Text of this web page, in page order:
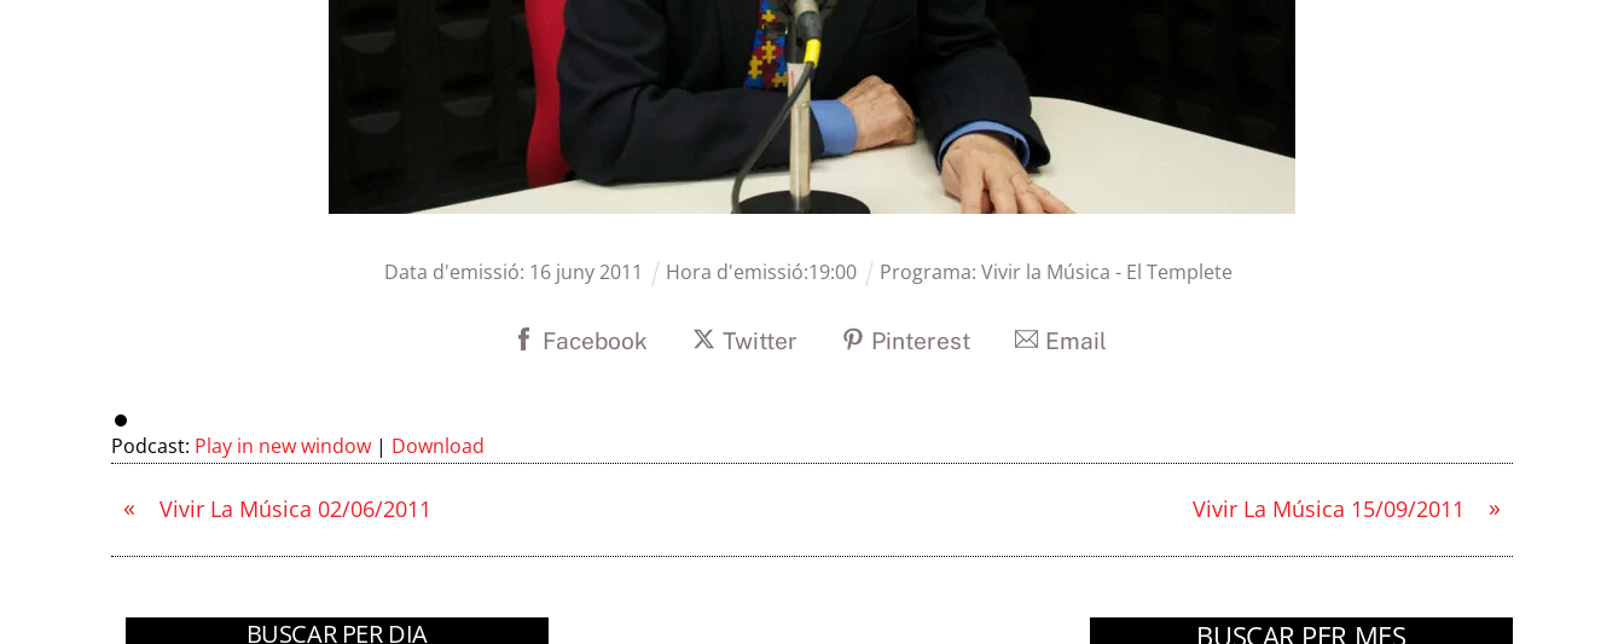
Data d'emissió: 16 juny2011 Hora d'emissió:19:00 Programa: Vivir la Música - El Templete
Facebook Twitter Pinterest Email
Podcast: Play in new window | Download
« Vivir La Música 02/06/2011 »
Vivir La Música 15/09/2011
BUSCAR PER DIA